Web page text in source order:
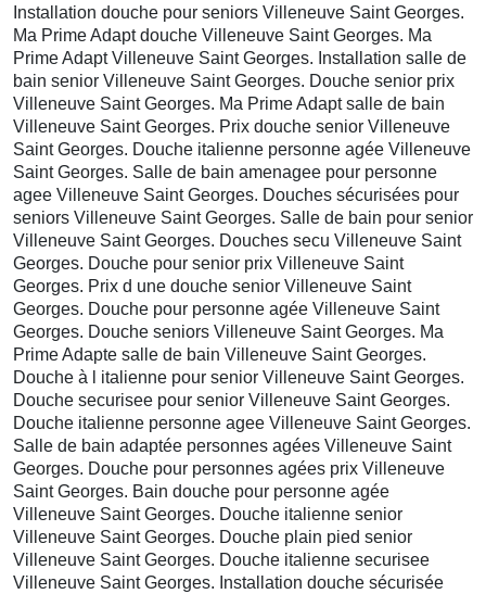
Installation douche pour seniors Villeneuve Saint Georges.
Ma Prime Adapt douche Villeneuve Saint Georges. Ma
Prime Adapt Villeneuve Saint Georges. Installation salle de
bain senior Villeneuve Saint Georges. Douche senior prix
Villeneuve Saint Georges. Ma Prime Adapt salle de bain
Villeneuve Saint Georges. Prix douche senior Villeneuve
Saint Georges. Douche italienne personne agée Villeneuve
Saint Georges. Salle de bain amenagee pour personne
agee Villeneuve Saint Georges. Douches sécurisées pour
seniors Villeneuve Saint Georges. Salle de bain pour senior
Villeneuve Saint Georges. Douches secu Villeneuve Saint
Georges. Douche pour senior prix Villeneuve Saint
Georges. Prix d une douche senior Villeneuve Saint
Georges. Douche pour personne agée Villeneuve Saint
Georges. Douche seniors Villeneuve Saint Georges. Ma
Prime Adapte salle de bain Villeneuve Saint Georges.
Douche à l italienne pour senior Villeneuve Saint Georges.
Douche securisee pour senior Villeneuve Saint Georges.
Douche italienne personne agee Villeneuve Saint Georges.
Salle de bain adaptée personnes agées Villeneuve Saint
Georges. Douche pour personnes agées prix Villeneuve
Saint Georges. Bain douche pour personne agée
Villeneuve Saint Georges. Douche italienne senior
Villeneuve Saint Georges. Douche plain pied senior
Villeneuve Saint Georges. Douche italienne securisee
Villeneuve Saint Georges. Installation douche sécurisée